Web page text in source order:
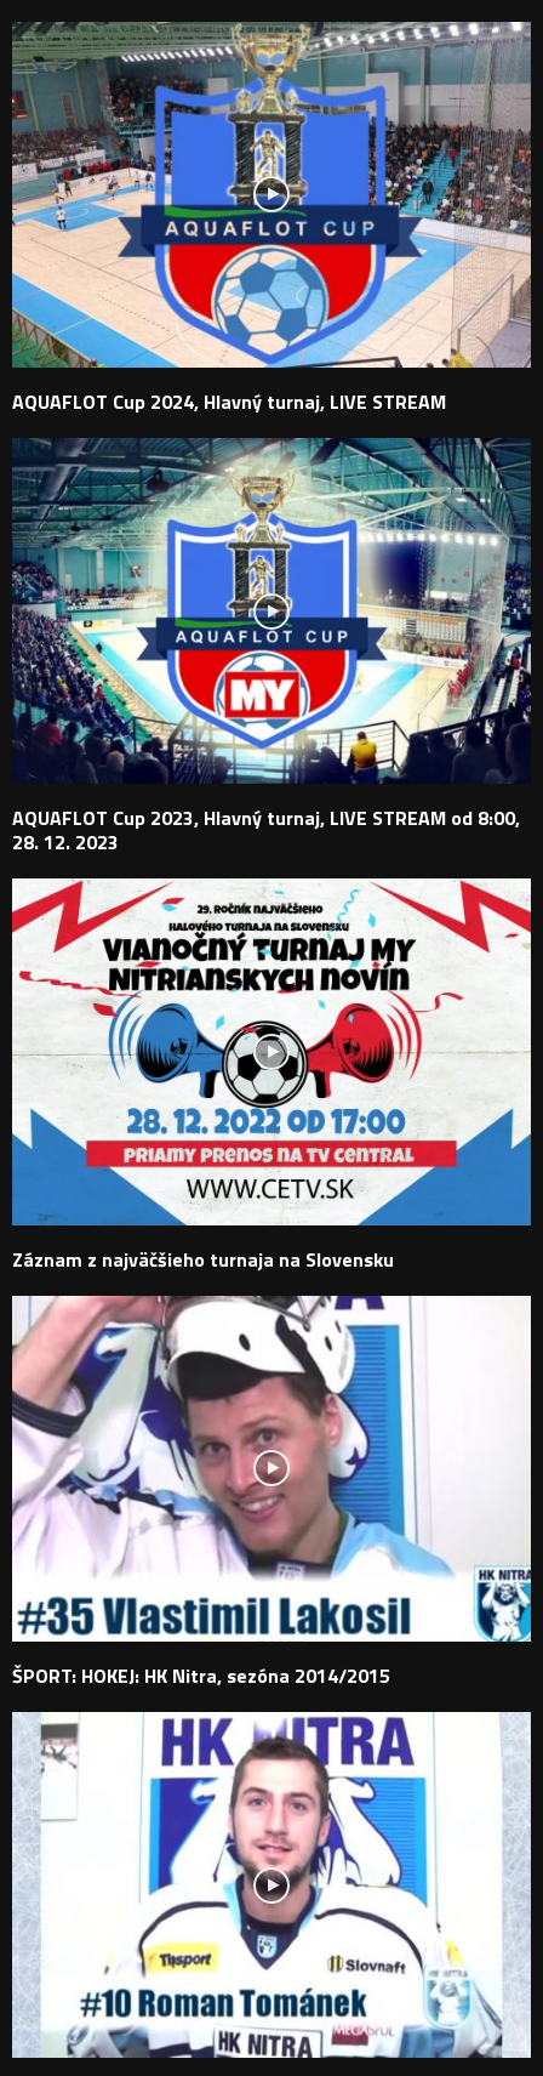
AQUAFLOT Cup 2024, Hlavný turnaj, LIVE STREAM
AQUAFLOT Cup 2023, Hlavný turnaj, LIVE STREAM od 8:00,
28. 12. 2023
Záznam z najväčšieho turnaja na Slovensku
ŠPORT: HOKEJ: HK Nitra, sezóna 2014/2015